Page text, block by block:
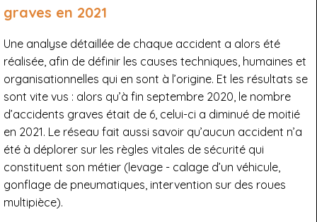
graves en 2021
Une analyse détaillée de chaque accident a alors été
réalisée, afin de définir les causes techniques, humaines et
organisationnelles qui en sont à l’origine. Et les résultats se
sont vite vus : alors qu’à fin septembre 2020, le nombre
d’accidents graves était de 6, celui-ci a diminué de moitié
en 2021. Le réseau fait aussi savoir qu’aucun accident n’a
été à déplorer sur les règles vitales de sécurité qui
constituent son métier (levage - calage d’un véhicule,
gonflage de pneumatiques, intervention sur des roues
multipièce).